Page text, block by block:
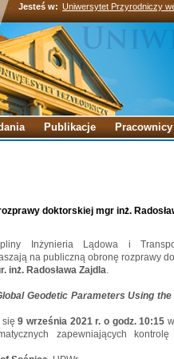
Jesteś w: Uniwersytet Przyrodniczy
Publikacje Pracownicy
doktorskiej mgr inż.
Inżynieria Lądowa i
na publiczną obronę rozprawy
inż. Radosława Zajdla.
Geodetic Parameters Using the
się9 września 2021 r. o godz. 10:15
zapewniających